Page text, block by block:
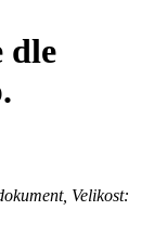
dle
Velikost: